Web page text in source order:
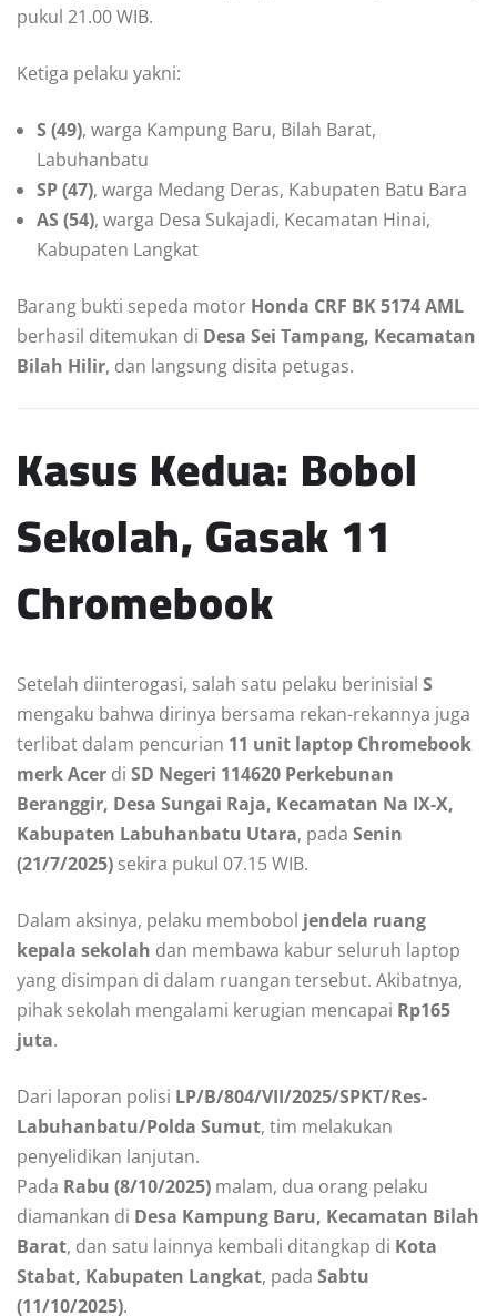
pukul 21.00 WIB.
Ketiga pelaku yakni:
S (49), warga Kampung Baru, Bilah Barat,
Labuhanbatu
SP (47), warga Medang Deras, Kabupaten Batu Bara
AS (54), warga Desa Sukajadi, Kecamatan Hinai,
Kabupaten Langkat
Barang bukti sepeda motor Honda CRF BK 5174 AML
berhasil ditemukan di Desa Sei Tampang, Kecamatan
Bilah Hilir, dan langsung disita petugas.
Kasus Kedua: Bobol
Sekolah, Gasak 11
Chromebook
Setelah diinterogasi, salah satu pelaku berinisial S
mengaku bahwa dirinya bersama rekan-rekannya juga
terlibat dalam pencurian 11 unit laptop Chromebook
merk Acer di SD Negeri 114620 Perkebunan
Beranggir, Desa Sungai Raja, Kecamatan Na IX-X,
Kabupaten Labuhanbatu Utara, pada Senin
(21/7/2025) sekira pukul 07.15 WIB.
Dalam aksinya, pelaku membobol jendela ruang
kepala sekolah dan membawa kabur seluruh laptop
yang disimpan di dalam ruangan tersebut. Akibatnya,
pihak sekolah mengalami kerugian mencapai Rp165
juta.
Dari laporan polisi LP/B/804/VII/2025/SPKT/Res-
Labuhanbatu/Polda Sumut, tim melakukan
penyelidikan lanjutan.
Pada Rabu (8/10/2025) malam, dua orang pelaku
diamankan di Desa Kampung Baru, Kecamatan Bilah
Barat, dan satu lainnya kembali ditangkap di Kota
Stabat, Kabupaten Langkat, pada Sabtu
(11/10/2025).